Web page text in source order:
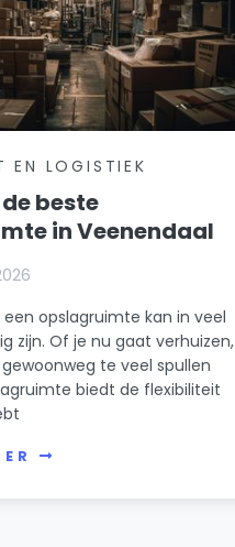
EN LOGISTIEK
beste
in Veenendaal
opslagruimte kan in veel
zijn. Of je nu gaat verhuizen,
te veel spullen
biedt de flexibiliteit